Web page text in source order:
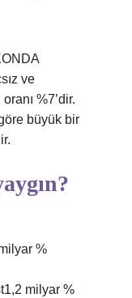
ve
%7’dir.
büyük bir
%
milyar %